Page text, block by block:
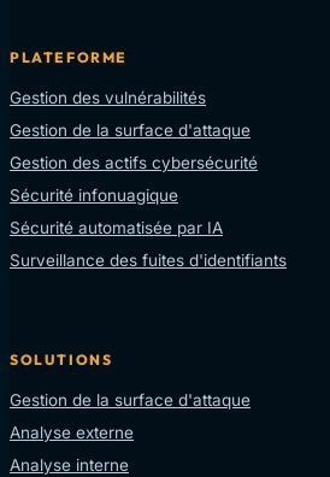
PLATEFORME
Gestion des vulnérabilités
Gestion de la surface d'attaque
Gestion des actifs cybersécurité
Sécurité infonuagique
Sécurité automatisée par IA
Surveillance des fuites d'identifiants
SOLUTIONS
Gestion de la surface d'attaque
Analyse externe
Analyse interne